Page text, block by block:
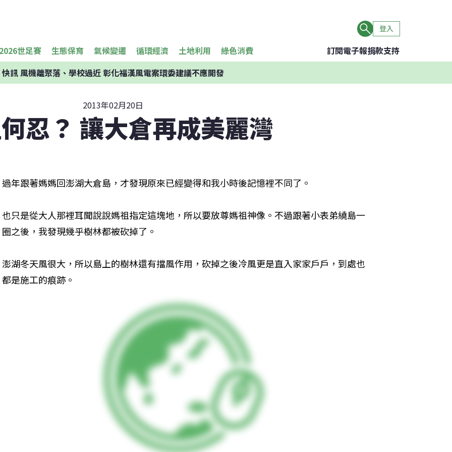
登入
世足賽 生態保育 氣候變遷 循環經濟 土地利用 綠色消費 訂閱電子報捐款支持
快訊風機離聚落、學校過近 彰化福漢風電案環委建議不應開發
2013年02月20日
忍？ 讓大倉再成美麗灣
過年跟著媽媽回澎湖大倉島，才發現原來已經變得和我小時後記憶裡不同了。
也只是從大人那裡耳聞說說媽祖指定這塊地，所以要放尊媽祖神像。不過跟著小表弟繞島一
圈之後，我發現幾乎樹林都被砍掉了。
澎湖冬天風很大，所以島上的樹林還有擋風作用，砍掉之後冷風更是直入家家戶戶，到處也
都是施工的痕跡。